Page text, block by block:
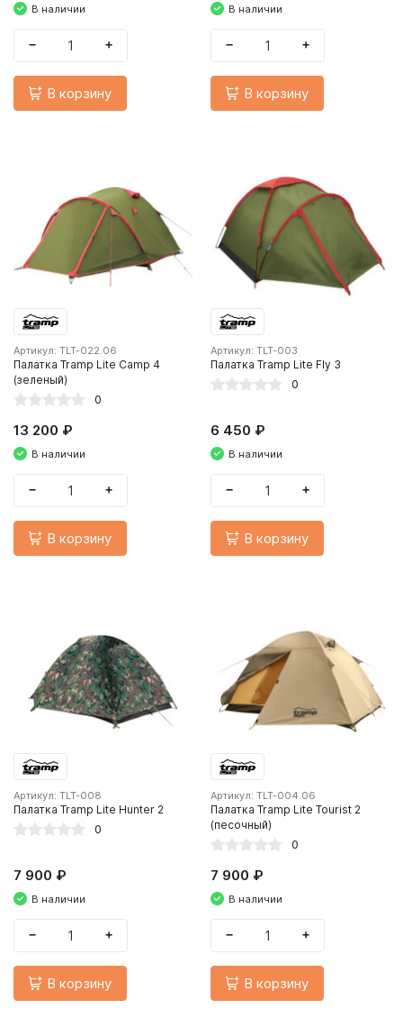
В наличии
− +
В корзину
В наличии
− +
В корзину
Артикул: TLT-022.06
Палатка Tramp Lite Camp 4
(зеленый)
0
13 200 ₽
В наличии
− +
В корзину
Артикул: TLT-003
Палатка Tramp Lite Fly 3
0
6 450 ₽
В наличии
− +
В корзину
Артикул: TLT-008
Палатка Tramp Lite Hunter 2
0
7 900 ₽
В наличии
− +
В корзину
Артикул: TLT-004.06
Палатка Tramp Lite Tourist 2
(песочный)
0
7 900 ₽
В наличии
− +
В корзину